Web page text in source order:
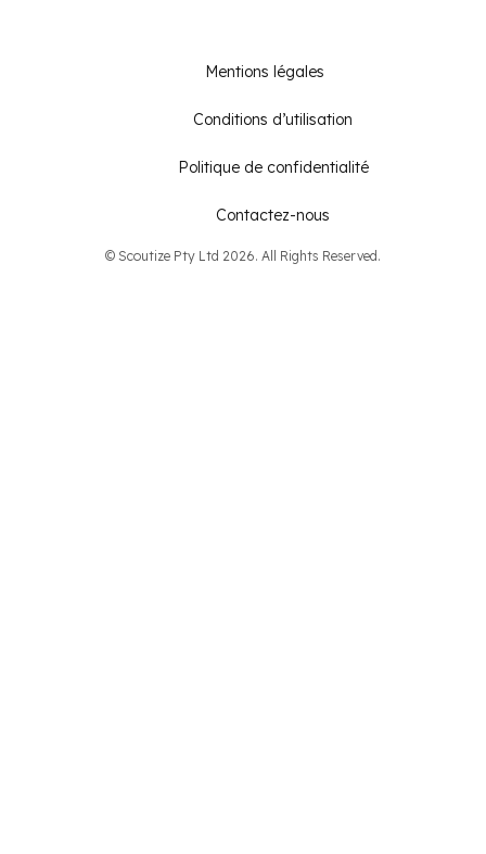
Mentions légales
Conditions d’utilisation
Politique de confidentialité
Contactez-nous
© Scoutize Pty Ltd 2026. All Rights Reserved.